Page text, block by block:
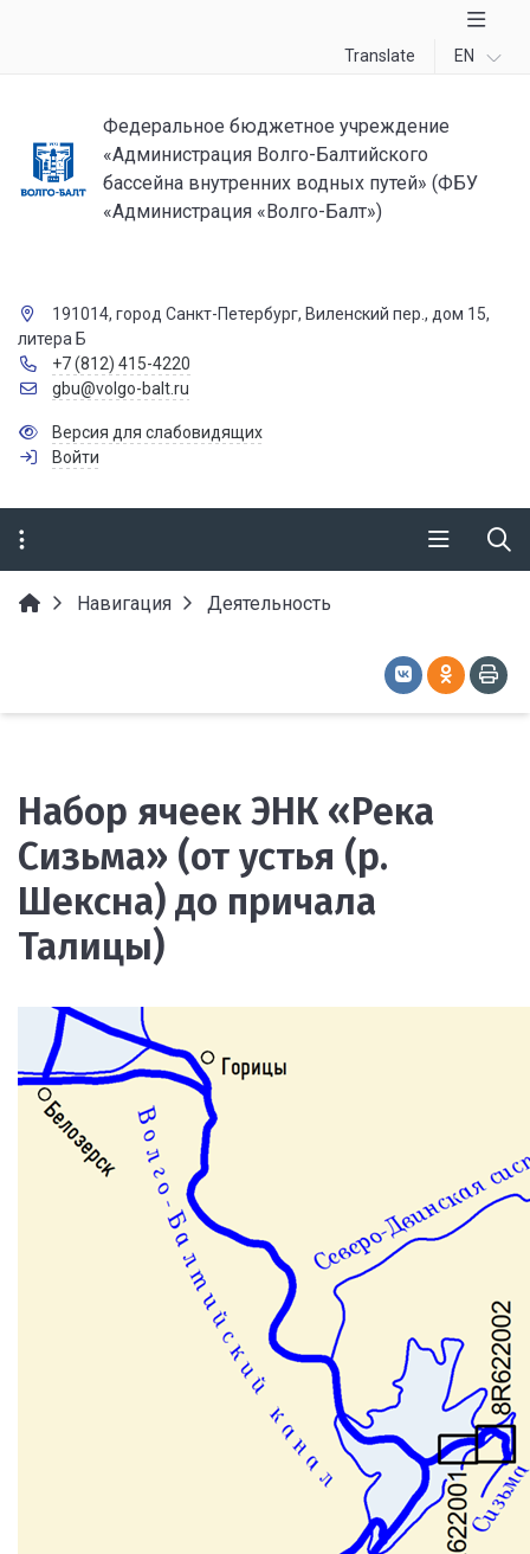
Translate EN
Федеральное бюджетное учреждение
«Администрация Волго-Балтийского
бассейна внутренних водных путей» (ФБУ
«Администрация «Волго-Балт»)
191014, город Санкт-Петербург, Виленский пер., дом 15,
литера Б
+7 (812) 415-4220
gbu@volgo-balt.ru
Версия для слабовидящих
Войти
Навигация Деятельность
Набор ячеек ЭНК «Река
Сизьма» (от устья (р.
Шексна) до причала
Талицы)